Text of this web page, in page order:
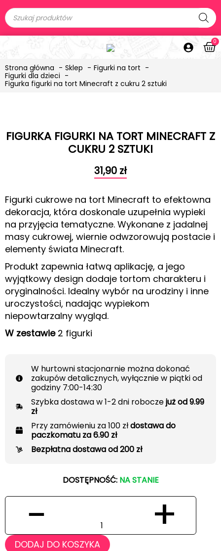
0
Strona główna Sklep
Figurki na tort
Figurki dla dzieci
Figurka figurki na tort Minecraft z cukru 2 sztuki
FIGURKA FIGURKI NA TORT MINECRAFT Z
CUKRU 2 SZTUKI
31,90 zł
Figurki cukrowe na tort Minecraft to efektowna
dekoracja, która doskonale uzupełnia wypieki
na przyjęcia tematyczne. Wykonane z jadalnej
masy cukrowej, wiernie odwzorowują postacie i
elementy świata Minecraft.
Produkt zapewnia łatwą aplikację, a jego
wyjątkowy design dodaje tortom charakteru i
oryginalności. Idealny wybór na urodziny i inne
uroczystości, nadając wypiekom
niepowtarzalny wygląd.
W zestawie2 figurki
W hurtowni stacjonarnie można dokonać
zakupów detalicznych, wyłącznie w piątki od
godziny 7:00-14:30
Szybka dostawa w 1-2 dni roboczejuż od 9.99
zł
Przy zamówieniu za 100 złdostawa do
paczkomatu za 6.90 zł
Bezpłatna dostawa od 200 zł
DOSTĘPNOŚĆ: NA STANIE
− +
DODAJ DO KOSZYKA